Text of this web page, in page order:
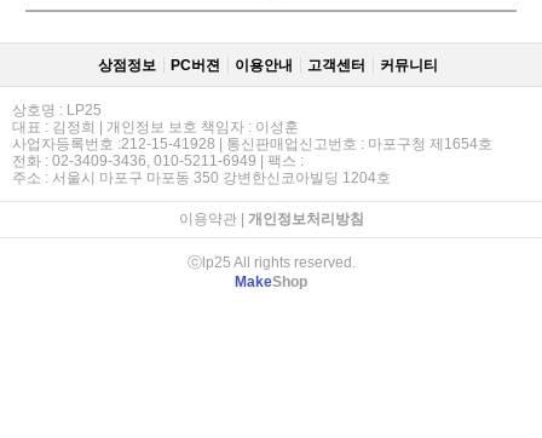
상점정보 PC버젼 이용안내 고객센터 커뮤니티
상호명 : LP25
대표 : 김정희 | 개인정보 보호 책임자 : 이성훈
사업자등록번호 :212-15-41928 | 통신판매업신고번호 : 마포구청 제1654호
전화 : 02-3409-3436, 010-5211-6949 | 팩스 :
주소 : 서울시 마포구 마포동 350 강변한신코아빌딩 1204호
이용약관| 개인정보처리방침
ⓒlp25 All rights reserved.
MakeShop